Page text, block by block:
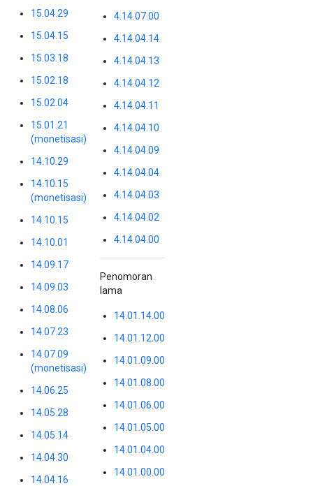
15.04.29
15.04.15
15.03.18
15.02.18
15.02.04
15.01.21
(monetisasi)
14.10.29
14.10.15
(monetisasi)
14.10.15
14.10.01
14.09.17
14.09.03
14.08.06
14.07.23
14.07.09
(monetisasi)
14.06.25
14.05.28
14.05.14
14.04.30
14.04.16
4.14.07.00
4.14.04.14
4.14.04.13
4.14.04.12
4.14.04.11
4.14.04.10
4.14.04.09
4.14.04.04
4.14.04.03
4.14.04.02
4.14.04.00
Penomoran
lama
14.01.14.00
14.01.12.00
14.01.09.00
14.01.08.00
14.01.06.00
14.01.05.00
14.01.04.00
14.01.00.00